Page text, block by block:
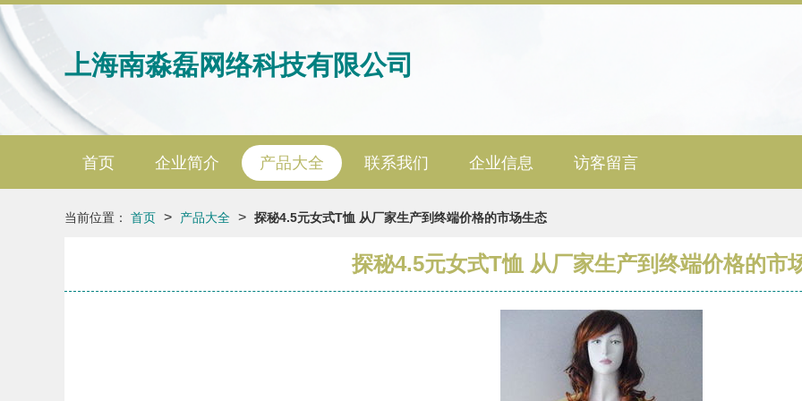
上海南淼磊网络科技有限公司
首页 企业简介 产品大全 联系我们 企业信息 访客留言
当前位置： 首页 > 产品大全 > 探秘4.5元女式T恤 从厂家生产到终端价格的市场生态
探秘4.5元女式T恤 从厂家生产到终端价格的市